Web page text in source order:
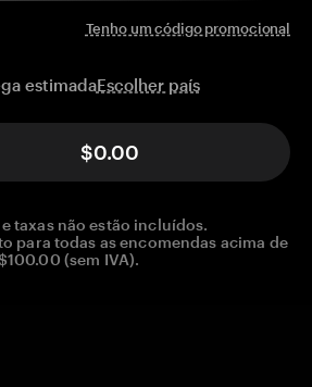
Tenho um código promocional
estimadaEscolher país
$0.00
taxas não estão incluídos.
para todas as encomendas acima de
(sem IVA).